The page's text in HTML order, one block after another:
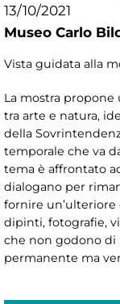
13/10/2021
Museo Carlo
Vista guidata alla
La mostra
tra arte e natura,
della
temporale che va
tema è affrontato
dialogano per
fornire un’ulteriore
dipinti, fotografie,
che non godono di
permanente ma